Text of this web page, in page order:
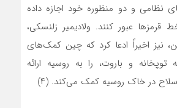
نظامی و دو منظوره خود اجازه داده
عبور کنند. ولادیمیر زلنسکی،
نیز اخیراً ادعا کرد که چین کمک‌های
توپخانه و باروت، را به روسیه ارائه
در خاک روسیه کمک می‌کند. (۴)